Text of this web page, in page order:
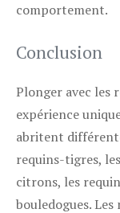
comportement.
Conclusion
Plonger avec les
expérience
abritent
requins-tigres,
citrons, les
bouledogues.